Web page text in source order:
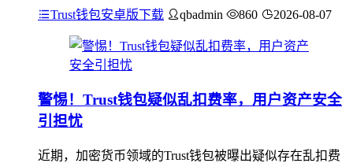
Trust钱包安卓版下载 qbadmin 860 2026-08-07
警惕！Trust钱包疑似乱扣费率，用户资产安全
引担忧
近期，加密货币领域的Trust钱包被曝出疑似存在乱扣费